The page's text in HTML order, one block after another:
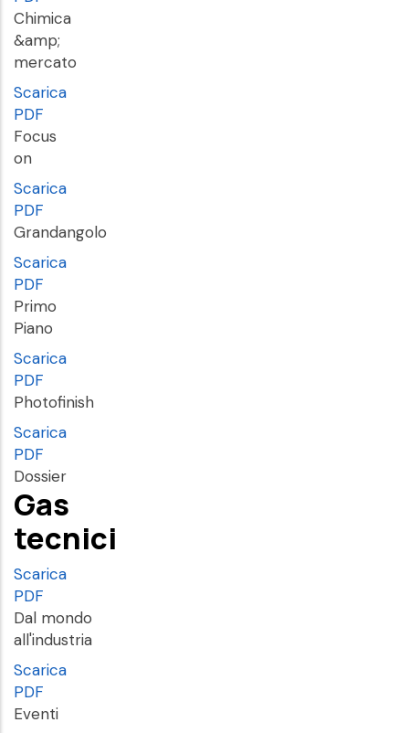
Chimica
&amp;
mercato
Scarica
PDF
Focus
on
Scarica
PDF
Grandangolo
Scarica
PDF
Primo
Piano
Scarica
PDF
Photofinish
Scarica
PDF
Dossier
Gas
tecnici
Scarica
PDF
Dal mondo
all'industria
Scarica
PDF
Eventi